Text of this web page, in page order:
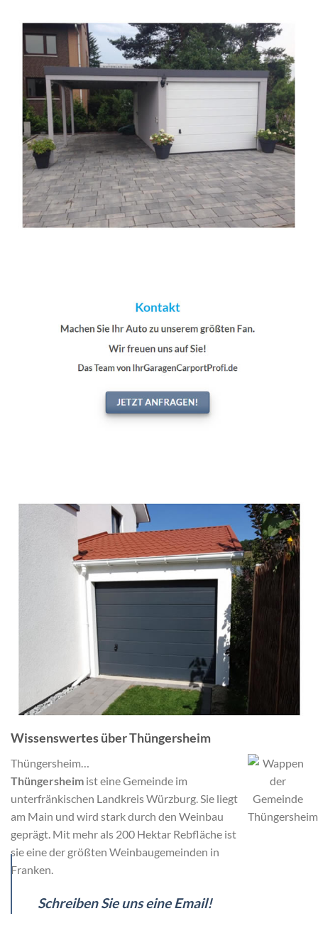
Wissenswertes über Thüngersheim
Thüngersheim…
Thüngersheim ist eine Gemeinde im
unterfränkischen Landkreis Würzburg. Sie liegt
am Main und wird stark durch den Weinbau
geprägt. Mit mehr als 200 Hektar Rebfläche ist
sie eine der größten Weinbaugemeinden in
Franken.
Schreiben Sie uns eine Email!